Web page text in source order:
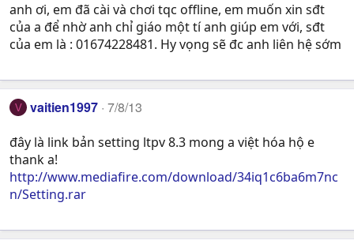
anh ơi, em đã cài và chơi tqc offline, em muốn xin sđt
của a để nhờ anh chỉ giáo một tí anh giúp em với, sđt
của em là : 01674228481. Hy vọng sẽ đc anh liên hệ sớm
V vaitien1997 7/8/13
đây là link bản setting ltpv 8.3 mong a việt hóa hộ e
thank a!
http://www.mediafire.com/download/34iq1c6ba6m7nc
n/Setting.rar